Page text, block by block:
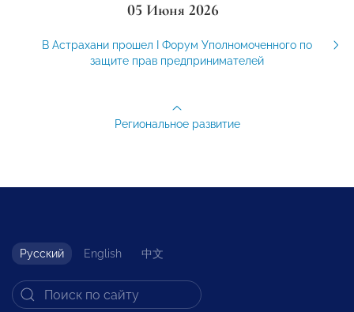
05 Июня 2026
В Астрахани прошел I Форум Уполномоченного по
защите прав предпринимателей
Региональное развитие
Русский English 中文